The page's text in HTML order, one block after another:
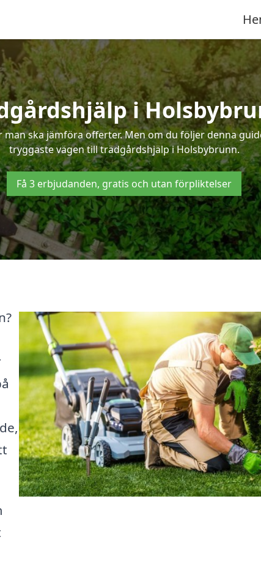
i
ska jämföra offerter. Men om du följer denna
tryggaste vägen till trädgårdshjälp i Holsbybrunn.
Få 3 erbjudanden, gratis och utan förpliktelser